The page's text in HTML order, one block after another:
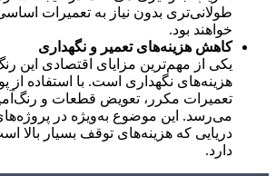
طولانی‌تری بدون نیاز به تعمیرات
خواهند بود.
کاهش هزینه‌های تعمیر و نگهداری
یکی از مهم‌ترین مزایای اقتصادی این
هزینه‌های نگهداری است. با استفاده از
تعمیرات مکرر، تعویض قطعات و
می‌رسد. این موضوع به‌ویژه در
دریایی که هزینه‌های توقف بسیار بالا
دارد.